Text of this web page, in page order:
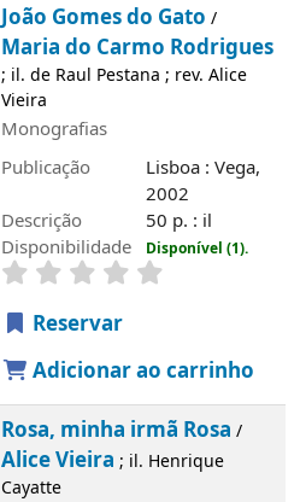
João Gomes do Gato /
Maria do Carmo Rodrigues
; il. de Raul Pestana ; rev. Alice
Vieira
Monografias
Publicação
Lisboa : Vega,
2002
Descrição
50 p. : il
Disponibilidade
Disponível (1).
Reservar
Adicionar ao carrinho
Rosa, minha irmã Rosa /
Alice Vieira ; il. Henrique
Cayatte